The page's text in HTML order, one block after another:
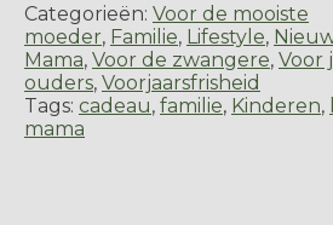
Categorieën: Voor de mooiste
moeder, Familie, Lifestyle,
Mama, Voor de zwangere, Voor
ouders, Voorjaarsfrisheid
Tags: cadeau, familie, Kinderen,
mama